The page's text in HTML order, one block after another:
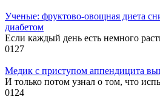
Ученые: фруктово-овощная диета
диабетом
Если каждый день есть немного
0127
Медик с приступом аппендицита
И только потом узнал о том, что
0124